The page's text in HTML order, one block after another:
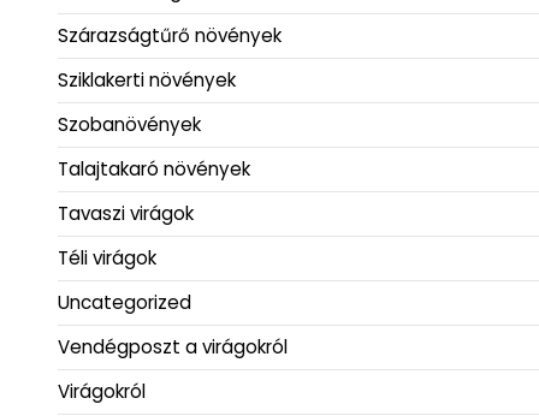
Szárazságtűrő növények
Sziklakerti növények
Szobanövények
Talajtakaró növények
Tavaszi virágok
Téli virágok
Uncategorized
Vendégposzt a virágokról
Virágokról